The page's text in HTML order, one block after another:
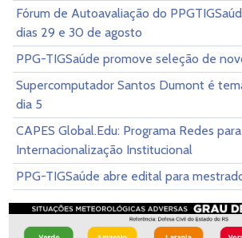
Fórum de Autoavaliação do
dias 29 e 30 de agosto
PPG-TIGSaúde promove seleção de
Supercomputador Santos Dumont é
dia 5
CAPES Global.Edu: Programa Redes para
Internacionalização Institucional
PPG-TIGSaúde abre edital para